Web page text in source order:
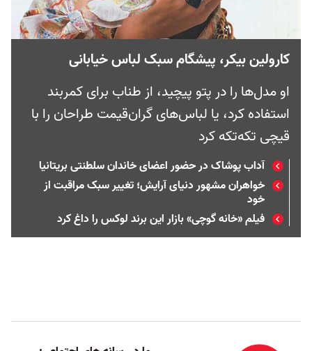
کارولین بیکر، پیشگام سبک لباس خیابانی
او مدل‌ها را در پتو پیچید، از طناب برای کمربند
استفاده کرد، یا لباس‌های گران‌قیمت طراحان را با
قیچی تکه‌تکه کرد
آداب پوشاک در حضور اعضای خاندان سلطنتی بریتانیا
خواهران مشهور دنیای آرایش؛ تغییر سبک مراقبت از
خود
فیلم «خانه گوچی» بازار این برند لوکس را داغ کرد